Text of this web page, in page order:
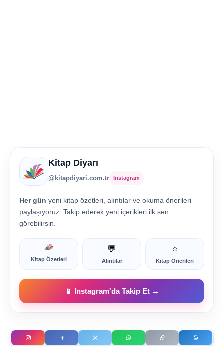
Kitap Diyarı
@kitapdiyari.com.tr Instagram
Her gün yeni kitap özetleri, alıntılar ve okuma önerileri
paylaşıyoruz. Takip ederek yeni içerikleri ilk sen
görebilirsin.
Kitap Özetleri
💬
Alıntılar
⭐
Kitap Önerileri
📱 Instagram'da Takip Et →